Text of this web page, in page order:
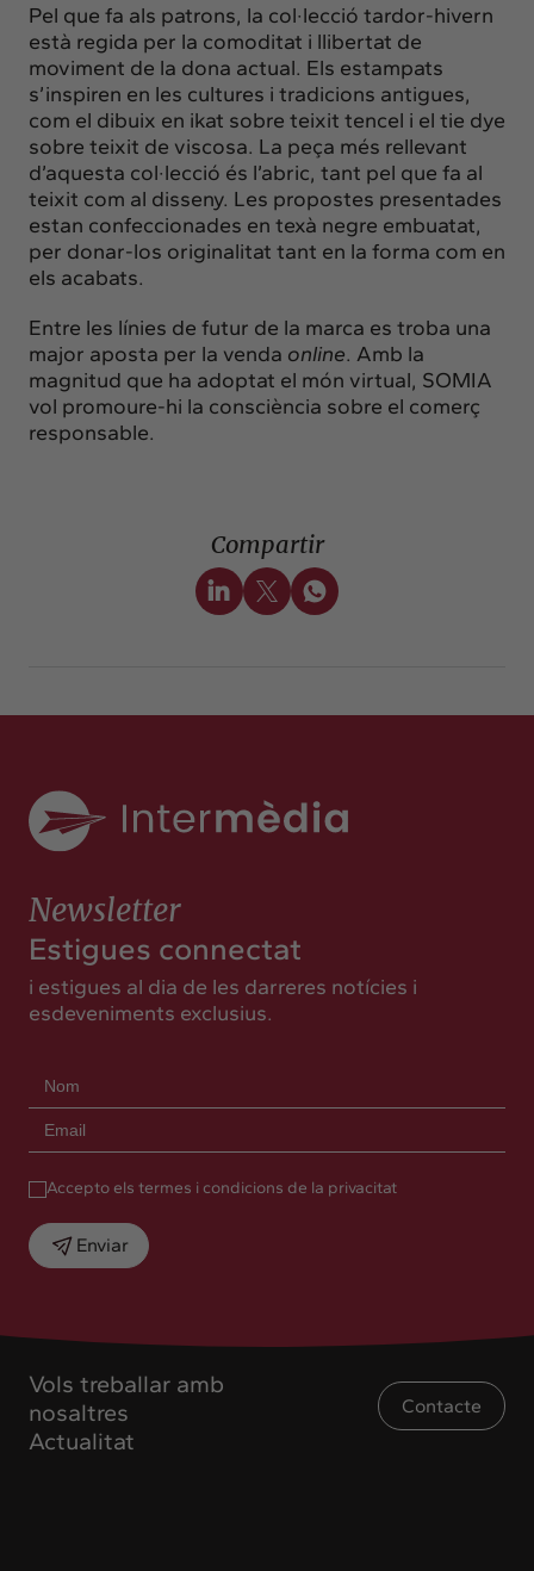
Pel que fa als patrons, la col·lecció tardor-hivern
està regida per la comoditat i llibertat de
moviment de la dona actual. Els estampats
s’inspiren en les cultures i tradicions antigues,
com el dibuix en ikat sobre teixit tencel i el tie dye
sobre teixit de viscosa. La peça més rellevant
d’aquesta col·lecció és l’abric, tant pel que fa al
teixit com al disseny. Les propostes presentades
estan confeccionades en texà negre embuatat,
per donar-los originalitat tant en la forma com en
els acabats.
Entre les línies de futur de la marca es troba una
major aposta per la venda online. Amb la
magnitud que ha adoptat el món virtual, SOMIA
vol promoure-hi la consciència sobre el comerç
responsable.
Compartir
Vols treballar amb
nosaltres
Actualitat
Contacte
Newsletter
Estigues connectat
i estigues al dia de les darreres notícies i
esdeveniments exclusius.
Accepto els termes i condicions de la privacitat
Enviar